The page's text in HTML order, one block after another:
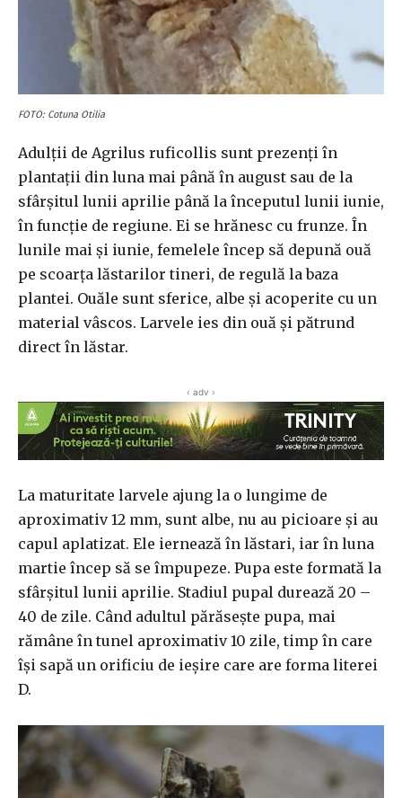
FOTO: Cotuna Otilia
Adulții de Agrilus ruficollis sunt prezenți în
plantații din luna mai până în august sau de la
sfârșitul lunii aprilie până la începutul lunii iunie,
în funcție de regiune. Ei se hrănesc cu frunze. În
lunile mai și iunie, femelele încep să depună ouă
pe scoarța lăstarilor tineri, de regulă la baza
plantei. Ouăle sunt sferice, albe și acoperite cu un
material vâscos. Larvele ies din ouă și pătrund
direct în lăstar.
‹ adv ›
La maturitate larvele ajung la o lungime de
aproximativ 12 mm, sunt albe, nu au picioare și au
capul aplatizat. Ele iernează în lăstari, iar în luna
martie încep să se împupeze. Pupa este formată la
sfârșitul lunii aprilie. Stadiul pupal durează 20 –
40 de zile. Când adultul părăsește pupa, mai
rămâne în tunel aproximativ 10 zile, timp în care
își sapă un orificiu de ieșire care are forma literei
D.